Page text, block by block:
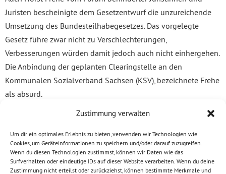
Zustimmung verwalten
Um dir ein optimales Erlebnis zu bieten, verwenden wir Technologien wie
Cookies, um Geräteinformationen zu speichern und/oder darauf zuzugreifen.
Wenn du diesen Technologien zustimmst, können wir Daten wie das
Surfverhalten oder eindeutige IDs auf dieser Website verarbeiten. Wenn du deine
Zustimmung nicht erteilst oder zurückziehst, können bestimmte Merkmale und
Juristen bescheinigte dem Gesetzentwurf die unzureichende
Umsetzung des Bundesteilhabegesetzes. Das vorgelegte
Gesetz führe zwar nicht zu Verschlechterungen,
Verbesserungen würden damit jedoch auch nicht einhergehen.
Die Anbindung der geplanten Clearingstelle an den
Kommunalen Sozialverband Sachsen (KSV), bezeichnete Frehe
als absurd.
Leistungserbringer wie Beate Kursitza-Graf vom Lebenshilfe
e.V. und Kerstin Jahn und Gudrun Braun als Vertreterinnen der
LIGA der Freien Wohlfahrtsverbände fragten danach, wer denn
über den KSV, dem per Gesetz weitreichende Aufgaben zur
Unterstützung behinderter Menschen zugewiesen werden, die